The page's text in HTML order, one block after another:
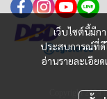
เว็บไซต์นี้มีก
ประสบการณ์ที่ดี
อ่านรายละเอีย
Copyright